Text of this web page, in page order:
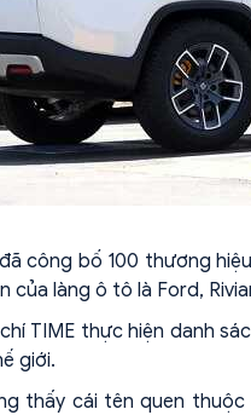
công bố 100 thương
làng ô tô là Ford,
TIME thực hiện danh
giới.
thấy cái tên quen